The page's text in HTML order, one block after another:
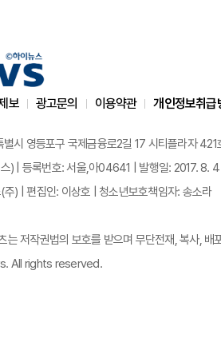
보 광고문의 이용약관 개인정보취급
시 영등포구 국제금융로2길 17 시티플라자
) | 등록번호: 서울,아04641 | 발행일: 2017. 8. 4
주) | 편집인: 이상호 | 청소년보호책임자: 송소라
저작권법의 보호를 받으며 무단전재, 복사, 배
All rights reserved.